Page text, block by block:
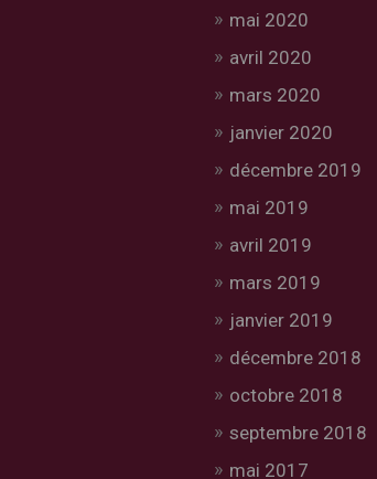
mai 2020
avril 2020
mars 2020
janvier 2020
décembre 2019
mai 2019
avril 2019
mars 2019
janvier 2019
décembre 2018
octobre 2018
septembre 2018
mai 2017